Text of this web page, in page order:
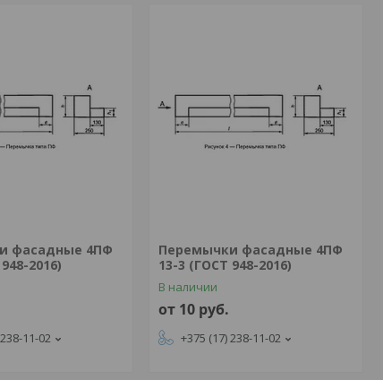
фасадные 4ПФ
2016)
11-02
Перемычки фасадные 4ПФ
13-3 (ГОСТ 948-2016)
В наличии
от 10 руб.
+375 (17) 238-11-02